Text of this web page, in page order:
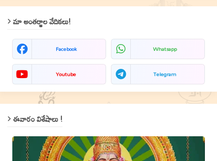
మా అంతర్జాల వేదికలు!
Facebook Whatsapp
Youtube Telegram
ఈవారం విశేషాలు !